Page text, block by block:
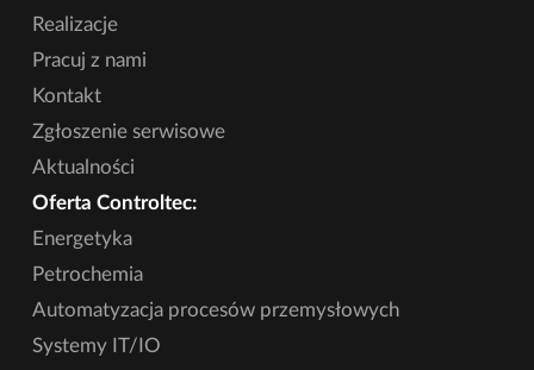
Realizacje
Pracuj z nami
Kontakt
Zgłoszenie serwisowe
Aktualności
Oferta Controltec:
Energetyka
Petrochemia
Automatyzacja procesów przemysłowych
Systemy IT/IO